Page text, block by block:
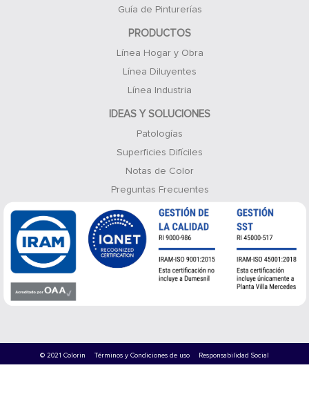
Guía de Pinturerías
PRODUCTOS
Línea Hogar y Obra
Línea Diluyentes
Línea Industria
IDEAS Y SOLUCIONES
Patologías
Superficies Difíciles
Notas de Color
Preguntas Frecuentes
© 2021 Colorin Términos y Condiciones de uso Responsabilidad Social